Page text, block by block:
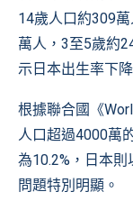
14歲人口約309
萬人，3至5歲約
示日本出生率下
根據聯合國《
人口超過4000萬
為10.2%，日本
問題特別明顯。